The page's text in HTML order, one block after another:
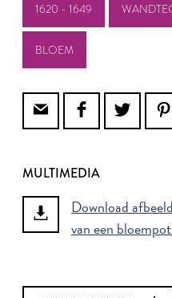
1620 - 1649
BLOEM
MULTIMEDIA
Download
van een